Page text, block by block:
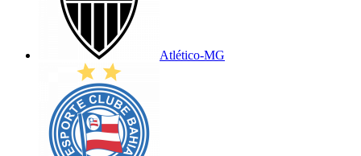
Atlético-MG